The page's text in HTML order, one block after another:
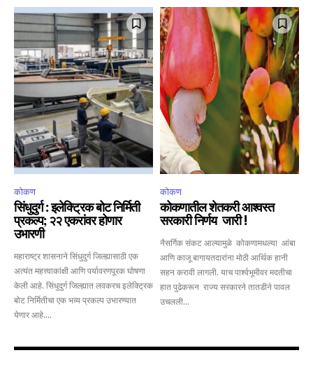
कोकण
सिंधुदुर्ग : इलेक्ट्रिक बोट निर्मिती
प्रकल्प; २२ एकरांवर होणार
उभारणी
महाराष्ट्र शासनाने सिंधुदुर्ग जिल्ह्यासाठी एक
अत्यंत महत्त्वाकांक्षी आणि पर्यावरणपूरक घोषणा
केली आहे. सिंधुदुर्ग जिल्ह्यात लवकरच इलेक्ट्रिक
बोट निर्मितीचा एक भव्य प्रकल्प उभारण्यात
येणार आहे....
कोकण
कोकणातील शेतकरी आश्वस्त
सरकारी निर्णय जारी !
नैसर्गिक संकट आल्यामुळे कोकणामधल्या आंबा
आणि काजू बागायतदारांना मोठी आर्थिक हानी
सहन करावी लागली. याच पार्श्वभूमीवर मदतीचा
हात पुढेकरून राज्य सरकारने तातडीने पावल
उचलली...